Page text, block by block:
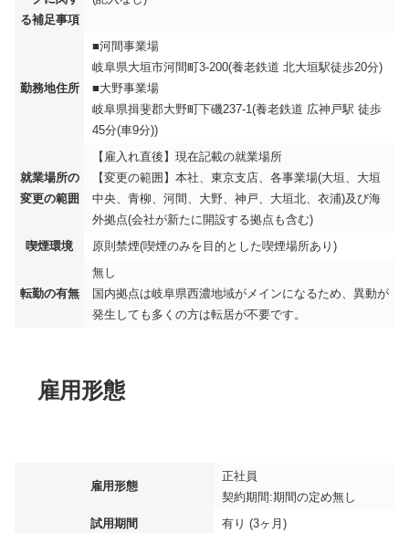
る補足事項
勤務地住所
■河間事業場
岐阜県大垣市河間町3-200(養老鉄道 北大垣駅徒歩20分)
■大野事業場
岐阜県揖斐郡大野町下磯237-1(養老鉄道 広神戸駅 徒歩
45分(車9分))
就業場所の
変更の範囲
【雇入れ直後】現在記載の就業場所
【変更の範囲】本社、東京支店、各事業場(大垣、大垣
中央、青柳、河間、大野、神戸、大垣北、衣浦)及び海
外拠点(会社が新たに開設する拠点も含む)
喫煙環境
原則禁煙(喫煙のみを目的とした喫煙場所あり)
転勤の有無
無し
国内拠点は岐阜県西濃地域がメインになるため、異動が
発生しても多くの方は転居が不要です。
雇用形態
雇用形態
正社員
契約期間:期間の定め無し
試用期間
有り (3ヶ月)